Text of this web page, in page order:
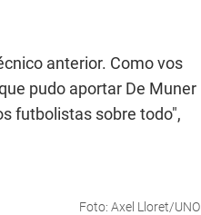
anterior. Como vos
pudo aportar De Muner
futbolistas sobre todo",
Foto: Axel Lloret/UNO